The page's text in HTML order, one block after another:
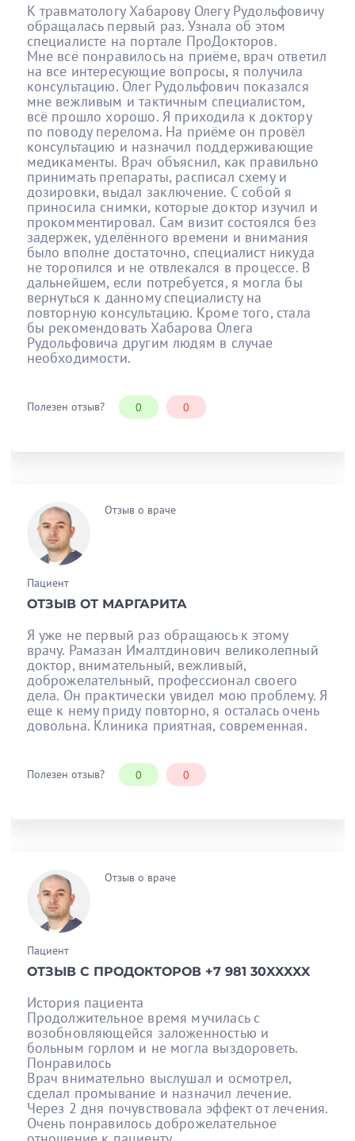
К травматологу Хабарову Олегу Рудольфовичу
обращалась первый раз. Узнала об этом
специалисте на портале ПроДокторов.
Мне всё понравилось на приёме, врач ответил
на все интересующие вопросы, я получила
консультацию. Олег Рудольфович показался
мне вежливым и тактичным специалистом,
всё прошло хорошо. Я приходила к доктору
по поводу перелома. На приёме он провёл
консультацию и назначил поддерживающие
медикаменты. Врач объяснил, как правильно
принимать препараты, расписал схему и
дозировки, выдал заключение. С собой я
приносила снимки, которые доктор изучил и
прокомментировал. Сам визит состоялся без
задержек, уделённого времени и внимания
было вполне достаточно, специалист никуда
не торопился и не отвлекался в процессе. В
дальнейшем, если потребуется, я могла бы
вернуться к данному специалисту на
повторную консультацию. Кроме того, стала
бы рекомендовать Хабарова Олега
Рудольфовича другим людям в случае
необходимости.
Полезен отзыв? 0 0
Отзыв о враче
Пациент
ОТЗЫВ ОТ МАРГАРИТА
Я уже не первый раз обращаюсь к этому
врачу. Рамазан Ималтдинович великолепный
доктор, внимательный, вежливый,
доброжелательный, профессионал своего
дела. Он практически увидел мою проблему. Я
еще к нему приду повторно, я осталась очень
довольна. Клиника приятная, современная.
Полезен отзыв? 0 0
Отзыв о враче
Пациент
ОТЗЫВ С ПРОДОКТОРОВ +7 981 30XXXXX
История пациента
Продолжительное время мучилась с
возобновляющейся заложенностью и
больным горлом и не могла выздороветь.
Понравилось
Врач внимательно выслушал и осмотрел,
сделал промывание и назначил лечение.
Через 2 дня почувствовала эффект от лечения.
Очень понравилось доброжелательное